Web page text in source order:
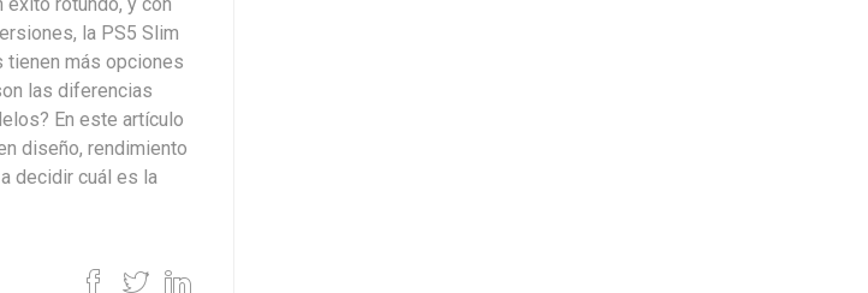
la PS5 Slim
tienen más opciones
las diferencias
En este artículo
diseño, rendimiento
decidir cuál es la